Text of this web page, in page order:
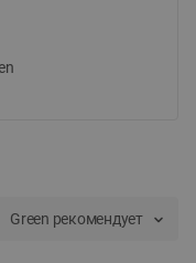
Green рекомендует